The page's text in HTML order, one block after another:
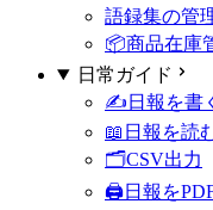
語録集の管
📦商品在庫
日常ガイド
✍️日報を書
📖日報を読
🗂️CSV出力
🖨️日報を